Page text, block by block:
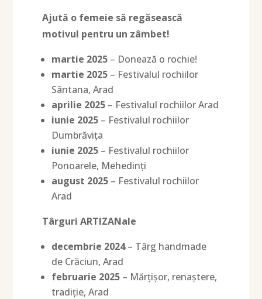
Ajută o femeie să regăsească
motivul pentru un zâmbet!
martie 2025 – Donează o rochie!
martie 2025 – Festivalul rochiilor
Sântana, Arad
aprilie 2025 – Festivalul rochiilor Arad
iunie 2025 – Festivalul rochiilor
Dumbrăvița
iunie 2025 – Festivalul rochiilor
Ponoarele, Mehedinți
august 2025 – Festivalul rochiilor
Arad
Târguri ARTIZANale
decembrie 2024– Târg handmade
de Crăciun, Arad
februarie 2025 – Mărțișor, renaștere,
tradiție, Arad